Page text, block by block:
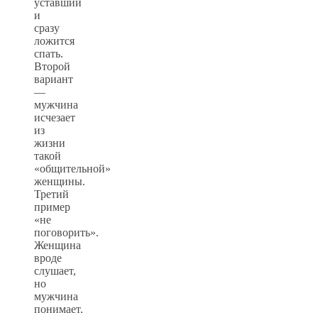
и
сразу
ложится
спать.
Второй
вариант
—
мужчина
исчезает
из
жизни
такой
«общительной»
женщины.
Третий
пример
«не
поговорить».
Женщина
вроде
слушает,
но
мужчина
понимает,